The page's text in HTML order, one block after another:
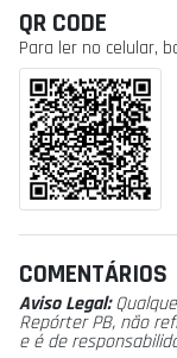
QR CODE
Para ler no celular,
COMENTÁRIOS
Aviso Legal:
Repórter PB, não
e é de